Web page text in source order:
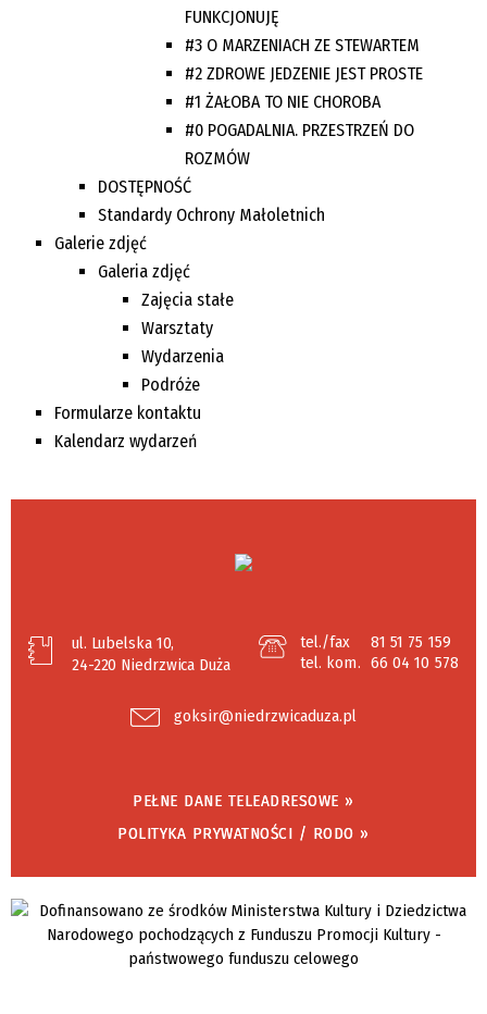
FUNKCJONUJĘ
#3 O MARZENIACH ZE STEWARTEM
#2 ZDROWE JEDZENIE JEST PROSTE
#1 ŻAŁOBA TO NIE CHOROBA
#0 POGADALNIA. PRZESTRZEŃ DO
ROZMÓW
DOSTĘPNOŚĆ
Standardy Ochrony Małoletnich
Galerie zdjęć
Galeria zdjęć
Zajęcia stałe
Warsztaty
Wydarzenia
Podróże
Formularze kontaktu
Kalendarz wydarzeń
ul. Lubelska 10,
24-220 Niedrzwica Duża
tel./fax
81 51 75 159
tel. kom. 66 04 10 578
goksir@niedrzwicaduza.pl
PEŁNE DANE TELEADRESOWE »
POLITYKA PRYWATNOŚCI / RODO »